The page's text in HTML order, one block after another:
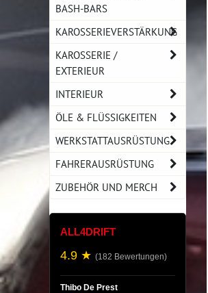
BASH-BARS
KAROSSERIEVERSTÄRKUNG
KAROSSERIE /
EXTERIEUR
INTERIEUR
ÖLE & FLÜSSIGKEITEN
WERKSTATTAUSRÜSTUNG
FAHRERAUSRÜSTUNG
ZUBEHÖR UND MERCH
ALL4DRIFT
4.9 ★ (182 Bewertungen)
Thibo De Prest